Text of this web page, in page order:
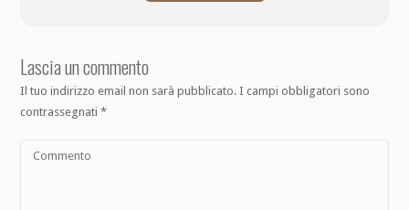
Lascia un commento
Il tuo indirizzo email non sarà pubblicato. I campi obbligatori sono
contrassegnati*